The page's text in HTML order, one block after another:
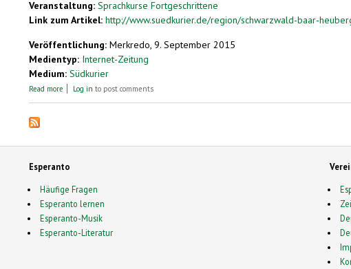
Veranstaltung: Sprachkurse Fortgeschrittene
Link zum Artikel: http://www.suedkurier.de/region/schwarzwald-baar-
Veröffentlichung: Merkredo, 9. September 2015
Medientyp: Internet-Zeitung
Medium: Südkurier
Read more about Esperanto-Abende im Fidelisheim
Log in to post comments
Esperanto
Häufige Fragen
Esperanto lernen
Esperanto-Musik
Esperanto-Literatur